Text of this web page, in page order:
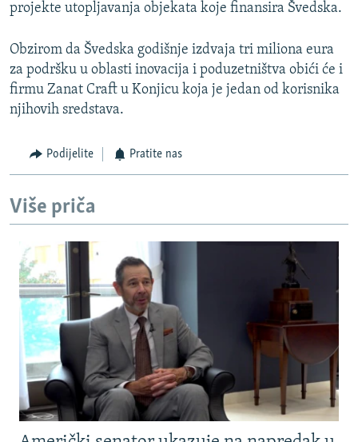
projekte utopljavanja objekata koje finansira Švedska.
Obzirom da Švedska godišnje izdvaja tri miliona eura
za podršku u oblasti inovacija i poduzetništva obići će i
firmu Zanat Craft u Konjicu koja je jedan od korisnika
njihovih sredstava.
Podijelite Pratite nas
Više priča